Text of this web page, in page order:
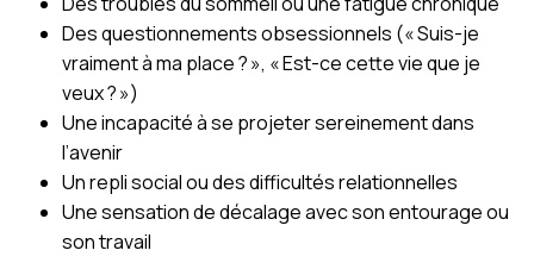
Des questionnements obsessionnels (« Suis-je
vraiment à ma place ? », « Est-ce cette vie que je
veux ? »)
Une incapacité à se projeter sereinement dans
l’avenir
Un repli social ou des difficultés relationnelles
Une sensation de décalage avec son entourage ou
son travail